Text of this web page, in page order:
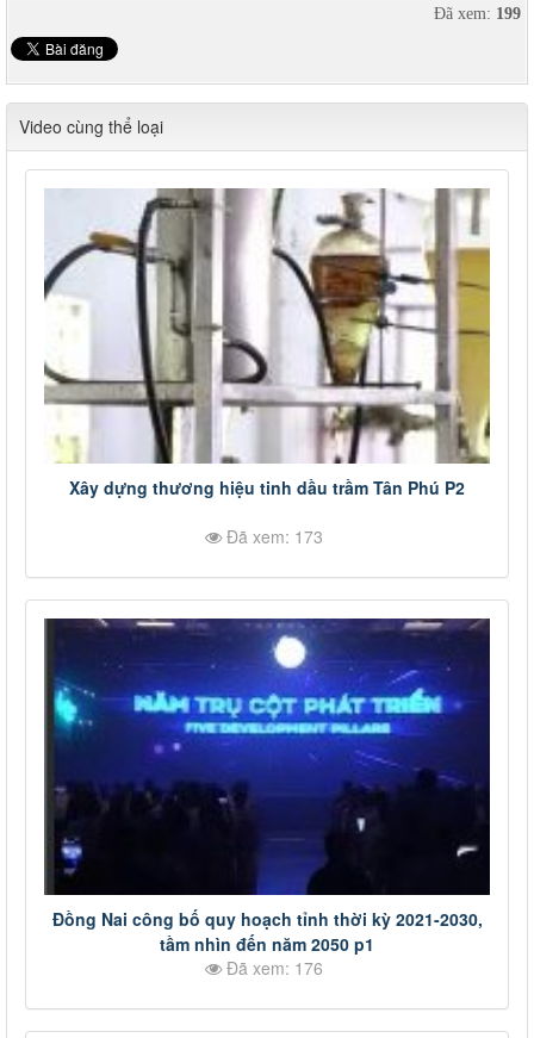
Đã xem: 199
Video cùng thể loại
Xây dựng thương hiệu tinh dầu trầm Tân Phú P2
Đã xem: 173
Đồng Nai công bố quy hoạch tỉnh thời kỳ 2021-2030,
tầm nhìn đến năm 2050 p1
Đã xem: 176